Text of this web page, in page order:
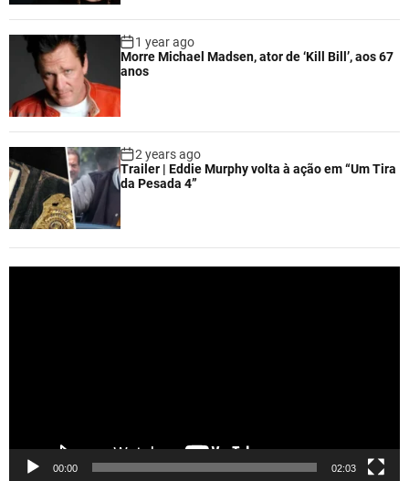
1 year ago
Morre Michael Madsen, ator de ‘Kill Bill’, aos 67
anos
2 years ago
Trailer | Eddie Murphy volta à ação em “Um Tira
da Pesada 4”
00:00 02:03